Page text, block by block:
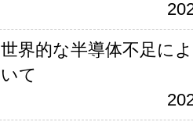
世界的な半導体不足に
いて